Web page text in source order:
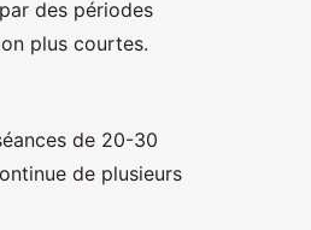
des périodes
plus courtes.
de 20-30
de plusieurs